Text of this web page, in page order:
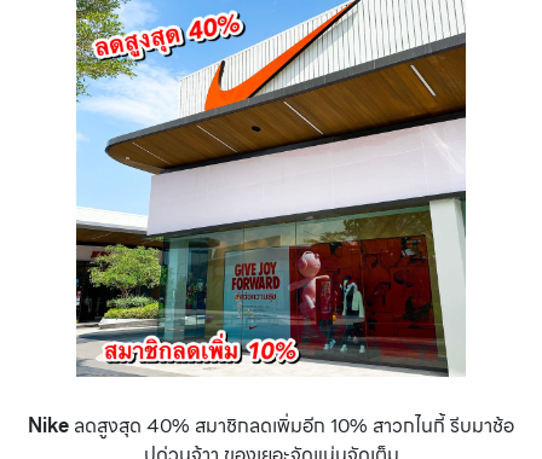
Nike ลดสูงสุด 40% สมาชิกลดเพิ่มอีก 10% สาวกไนกี้ รีบมาช้อ